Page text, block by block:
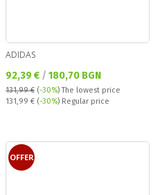
ADIDAS
Текуща цена:
92,39 € / 180,70 BGN
131,99 € (-30%)The lowest price
Regular price:
131,99 € (-30%) Regular price
OFFER